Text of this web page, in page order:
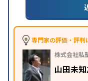
特徴
授業の
ライン
可
※2023年3月調査。小学校
専門家の評価・評判
株式会社私
山田未